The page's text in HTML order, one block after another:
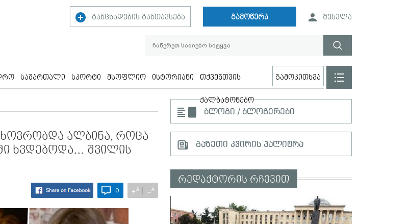
განცხადების განთავსება გამოწერა შესვლა
სამართალი სპორტი მსოფლიო ისტორიანი თქვენთვის
ქალბატონებო
გამოკითხვა
ალბინა, როცა
ხვდებოდა... შვილის
0 +A −A
ბლოგი / ბლოგერები
გაზეთი კვირის პალიტრა
რედაქტორის რჩევით